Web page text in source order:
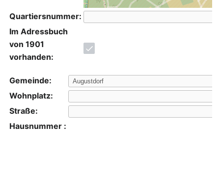
Quartiersnummer:
Im Adressbuch
von 1901
vorhanden:
Gemeinde:
Wohnplatz:
Straße:
Hausnummer :